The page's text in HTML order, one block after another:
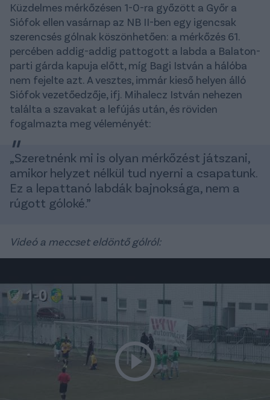
Küzdelmes mérkőzésen 1-0-ra győzött a Győr a
Siófok ellen vasárnap az NB II-ben egy igencsak
szerencsés gólnak köszönhetően: a mérkőzés 61.
percében addig-addig pattogott a labda a Balaton-
parti gárda kapuja előtt, míg Bagi István a hálóba
nem fejelte azt. A vesztes, immár kieső helyen álló
Siófok vezetőedzője, ifj. Mihalecz István nehezen
találta a szavakat a lefújás után, és röviden
fogalmazta meg véleményét:
„Szeretnénk mi is olyan mérkőzést játszani,
amikor helyzet nélkül tud nyerni a csapatunk.
Ez a lepattanó labdák bajnoksága, nem a
rúgott góloké.”
Videó a meccset eldöntő gólról: